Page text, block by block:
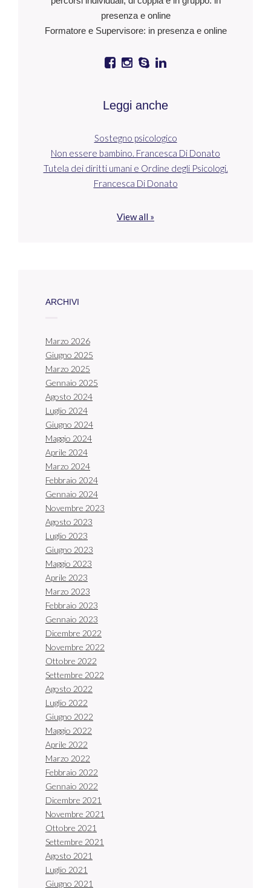
presenza e online
Formatore e Supervisore: in presenza e online
Leggi anche
Sostegno psicologico
Non essere bambino. Francesca Di Donato
Tutela dei diritti umani e Ordine degli Psicologi.
Francesca Di Donato
View all »
ARCHIVI
Marzo 2026
Giugno 2025
Marzo 2025
Gennaio 2025
Agosto 2024
Luglio 2024
Giugno 2024
Maggio 2024
Aprile 2024
Marzo 2024
Febbraio 2024
Gennaio 2024
Novembre 2023
Agosto 2023
Luglio 2023
Giugno 2023
Maggio 2023
Aprile 2023
Marzo 2023
Febbraio 2023
Gennaio 2023
Dicembre 2022
Novembre 2022
Ottobre 2022
Settembre 2022
Agosto 2022
Luglio 2022
Giugno 2022
Maggio 2022
Aprile 2022
Marzo 2022
Febbraio 2022
Gennaio 2022
Dicembre 2021
Novembre 2021
Ottobre 2021
Settembre 2021
Agosto 2021
Luglio 2021
Giugno 2021